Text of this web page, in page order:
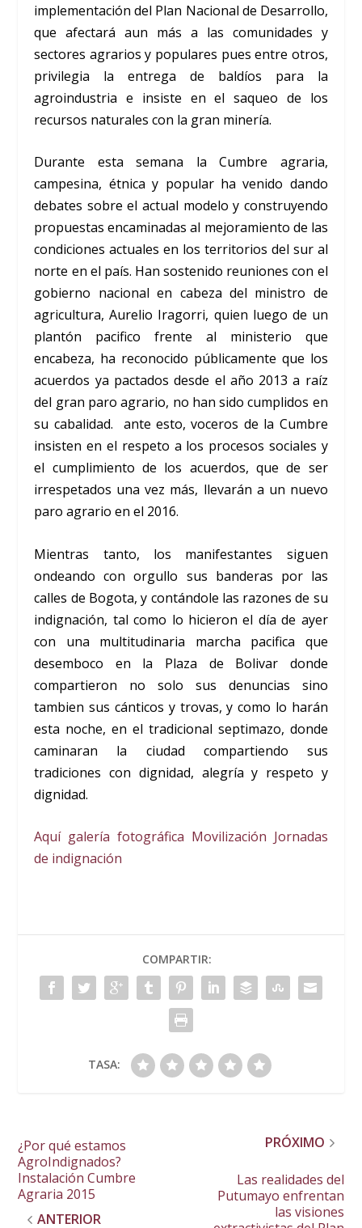
implementación del Plan Nacional de Desarrollo,
que afectará aun más a las comunidades y
sectores agrarios y populares pues entre otros,
privilegia la entrega de baldíos para la
agroindustria e insiste en el saqueo de los
recursos naturales con la gran minería.
Durante esta semana la Cumbre agraria,
campesina, étnica y popular ha venido dando
debates sobre el actual modelo y construyendo
propuestas encaminadas al mejoramiento de las
condiciones actuales en los territorios del sur al
norte en el país. Han sostenido reuniones con el
gobierno nacional en cabeza del ministro de
agricultura, Aurelio Iragorri, quien luego de un
plantón pacifico frente al ministerio que
encabeza, ha reconocido públicamente que los
acuerdos ya pactados desde el año 2013 a raíz
del gran paro agrario, no han sido cumplidos en
su cabalidad. ante esto, voceros de la Cumbre
insisten en el respeto a los procesos sociales y
el cumplimiento de los acuerdos, que de ser
irrespetados una vez más, llevarán a un nuevo
paro agrario en el 2016.
Mientras tanto, los manifestantes siguen
ondeando con orgullo sus banderas por las
calles de Bogota, y contándole las razones de su
indignación, tal como lo hicieron el día de ayer
con una multitudinaria marcha pacifica que
desemboco en la Plaza de Bolivar donde
compartieron no solo sus denuncias sino
tambien sus cánticos y trovas, y como lo harán
esta noche, en el tradicional septimazo, donde
caminaran la ciudad compartiendo sus
tradiciones con dignidad, alegría y respeto y
dignidad.
Aquí galería fotográfica Movilización Jornadas
de indignación
COMPARTIR:
TASA:
¿Por qué estamos
AgroIndignados?
Instalación Cumbre
Agraria 2015
ANTERIOR
PRÓXIMO
Las realidades del
Putumayo enfrentan
las visiones